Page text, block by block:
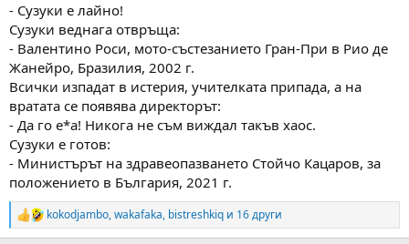
- Сузуки е лайно!
Сузуки веднага отвръща:
- Валентино Роси, мото-състезанието Гран-При в Рио де
Жанейро, Бразилия, 2002 г.
Всички изпадат в истерия, учителката припада, а на
вратата се появява директорът:
- Да го е*а! Никога не съм виждал такъв хаос.
Сузуки е готов:
- Министърът на здравеопазването Стойчо Кацаров, за
положението в България, 2021 г.
R
e
kokodjambo,wakafaka, bistreshkiq и 16 други